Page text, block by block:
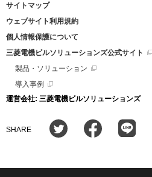
サイトマップ
ウェブサイト利用規約
個人情報保護について
三菱電機ビルソリューションズ公式サイト
製品・ソリューション
導入事例
運営会社: 三菱電機ビルソリューションズ
SHARE